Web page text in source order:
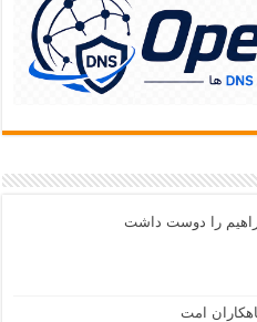
را دوست داشت
امت